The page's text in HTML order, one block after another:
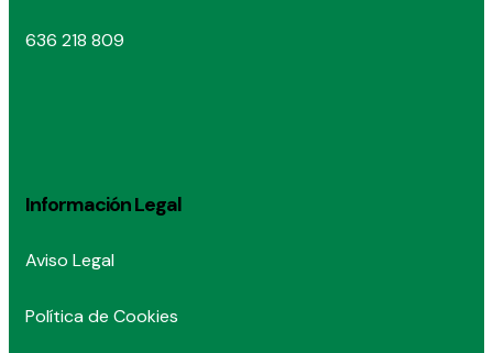
636 218 809
Información Legal
Aviso Legal
Política de Cookies